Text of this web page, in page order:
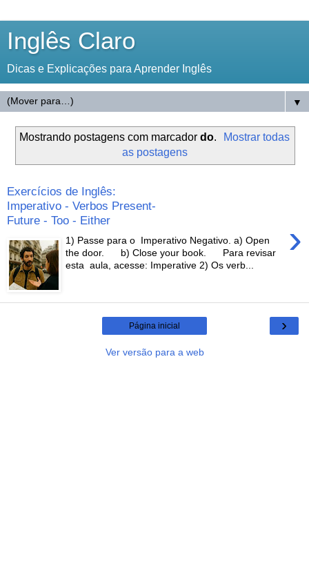
Inglês Claro
Dicas e Explicações para Aprender Inglês
▼
Mostrando postagens com marcador do.
Mostrar todas
as postagens
Exercícios de Inglês:
Imperativo - Verbos Present-
Future - Too - Either
›
1) Passe para o Imperativo Negativo. a) Open
the door. b) Close your book. Para revisar
esta aula, acesse: Imperative 2) Os verb...
›
Página inicial
Ver versão para a web